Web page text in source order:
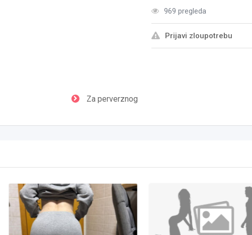
969 pregleda
Prijavi zloupotrebu
Za perverznog